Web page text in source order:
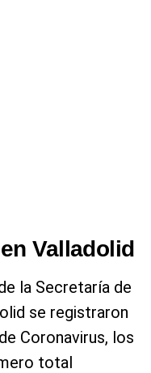
Valladolid
la Secretaría de
se registraron
Coronavirus, los
total